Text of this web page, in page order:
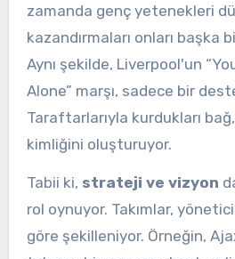
zamanda genç yetenekleri
kazandırmaları onları başka
Aynı şekilde, Liverpool'un
Alone” marşı, sadece bir
Taraftarlarıyla kurdukları
kimliğini oluşturuyor.
Tabii ki, strateji ve vizyon
rol oynuyor. Takımlar,
göre şekilleniyor. Örneğin,